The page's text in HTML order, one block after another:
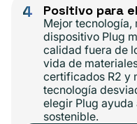
4 Positivo para
Mejor tecnología,
dispositivo Plug
calidad fuera de
vida de
certificados R2 y
tecnología
elegir Plug
sostenible.